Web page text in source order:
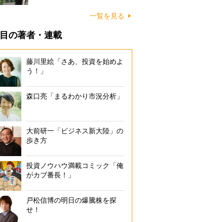
一覧を見る
の著者・連載
藤川里絵「さあ、投資を始めよ
う！」
森口亮「まるわかり市況分析」
大前研一「ビジネス新大陸」の
歩き方
投資ノウハウ満載コミック「俺
がカブ番長！」
戸松信博の明日の爆騰株を探
せ！